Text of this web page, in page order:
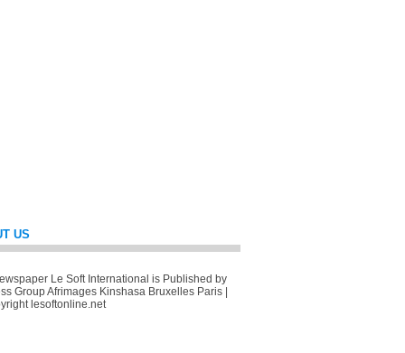
US
Le Soft International is Published by
Group Afrimages Kinshasa Bruxelles Paris |
lesoftonline.net